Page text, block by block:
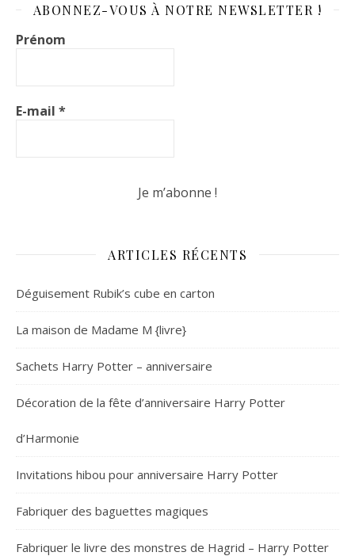
ABONNEZ-VOUS À NOTRE NEWSLETTER !
Prénom
E-mail *
ARTICLES RÉCENTS
Déguisement Rubik’s cube en carton
La maison de Madame M {livre}
Sachets Harry Potter – anniversaire
Décoration de la fête d’anniversaire Harry Potter
d’Harmonie
Invitations hibou pour anniversaire Harry Potter
Fabriquer des baguettes magiques
Fabriquer le livre des monstres de Hagrid – Harry Potter